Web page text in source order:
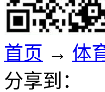
首页 → 体
分享到：